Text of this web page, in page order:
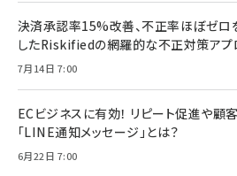
決済承認率15%改善、不正率ほぼゼロ
したRiskifiedの網羅的な不正対策アプ
7月14日 7:00
ECビジネスに有効！ リピート促進や顧
「LINE通知メッセージ」とは？
6月22日 7:00